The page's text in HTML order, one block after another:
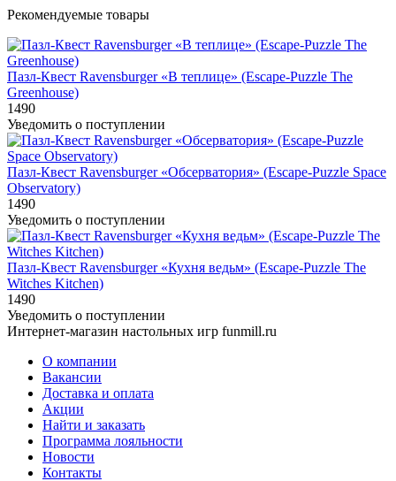
Рекомендуемые товары
Пазл-Квест Ravensburger «В теплице» (Escape-Puzzle The
Greenhouse)
1490
Уведомить о поступлении
Пазл-Квест Ravensburger «Обсерватория» (Escape-Puzzle Space
Observatory)
1490
Уведомить о поступлении
Пазл-Квест Ravensburger «Кухня ведьм» (Escape-Puzzle The
Witches Kitchen)
1490
Уведомить о поступлении
Интернет-магазин настольных игр funmill.ru
О компании
Вакансии
Доставка и оплата
Акции
Найти и заказать
Программа лояльности
Новости
Контакты